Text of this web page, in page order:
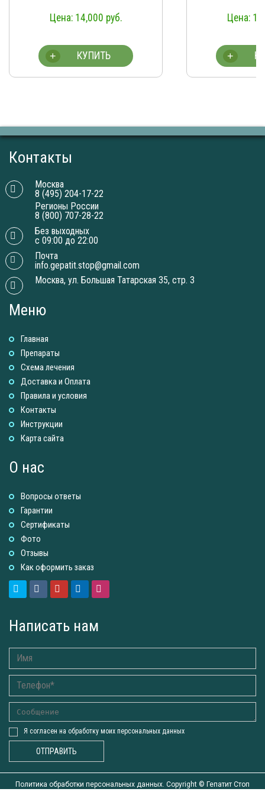
14,000 руб.
КУПИТЬ
14,000
КУПИТЬ
Контакты
Москва
8 (495) 204-17-22
Регионы России
8 (800) 707-28-22
Без выходных
с 09:00 до 22:00
Почта
info.gepatit.stop@gmail.com
Москва, ул. Большая Татарская 35, стр. 3
Меню
Главная
Препараты
Схема лечения
Доставка и Оплатa
Правила и условия
Контакты
Инструкции
Карта сайта
О нас
Вопросы ответы
Гарантии
Сертификаты
Фото
Отзывы
Как оформить заказ
Написать нам
Я согласен на обработку моих персональных данных
ОТПРАВИТЬ
Политика обработки персональных данных. Copyright © Гепатит Стоп